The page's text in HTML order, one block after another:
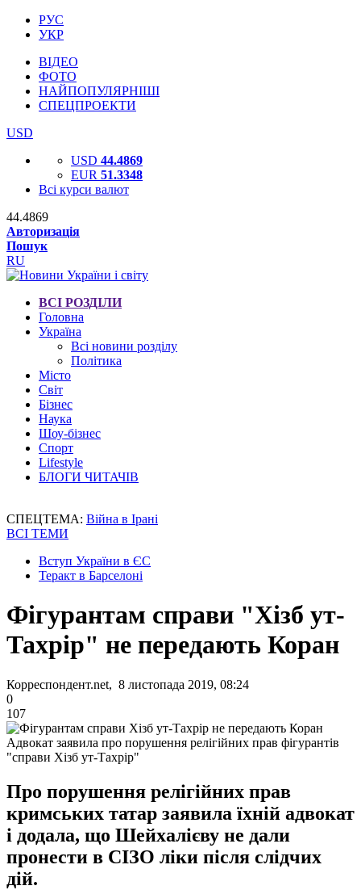
РУС
УКР
ВІДЕО
ФОТО
НАЙПОПУЛЯРНІШІ
СПЕЦПРОЕКТИ
USD
USD 44.4869
EUR 51.3348
Всі курси валют
44.4869
Авторизація
Пошук
RU
ВСІ РОЗДІЛИ
Головна
Україна
Всі новини розділу
Політика
Місто
Світ
Бізнес
Наука
Шоу-бізнес
Спорт
Lifestyle
БЛОГИ ЧИТАЧІВ
СПЕЦТЕМА: Війна в Ірані
ВСІ ТЕМИ
Вступ України в ЄС
Теракт в Барселоні
Фігурантам справи "Хізб ут-
Тахрір" не передають Коран
Корреспондент.net, 8 листопада 2019, 08:24
0
107
Адвокат заявила про порушення релігійних прав фігурантів
"справи Хізб ут-Тахрір"
Про порушення релігійних прав
кримських татар заявила їхній адвокат
і додала, що Шейхалієву не дали
пронести в СІЗО ліки після слідчих
дій.